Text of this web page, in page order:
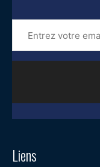
Entrez
votre
email
Liens